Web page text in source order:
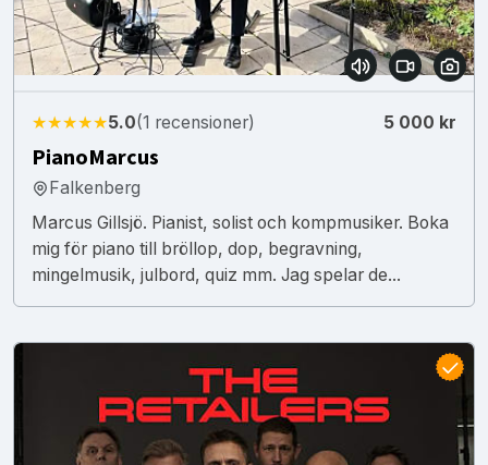
★★★★★5.0(1 recensioner) 5 000 kr
PianoMarcus
Falkenberg
Marcus Gillsjö. Pianist, solist och kompmusiker. Boka
mig för piano till bröllop, dop, begravning,
mingelmusik, julbord, quiz mm. Jag spelar de...